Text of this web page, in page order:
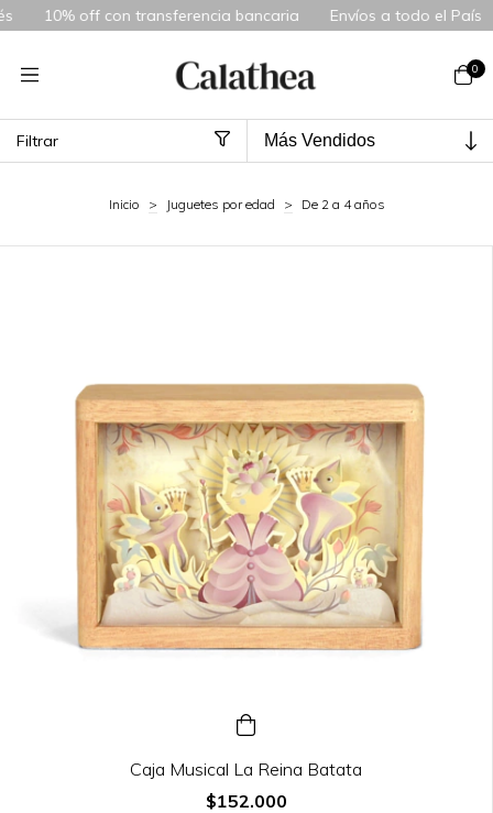
bancaria Envíos a todo el País 3 cuotas sin
0
Filtrar
Inicio > Juguetes por edad > De 2 a 4 años
Caja Musical La Reina Batata
$152.000